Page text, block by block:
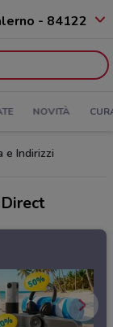
- 84122
NOVITÀ
e Indirizzi